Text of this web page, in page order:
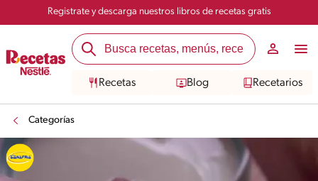
Registrate y descarga nuestros libros de recetas gratis
Recetas Blog Recetarios
Categorías